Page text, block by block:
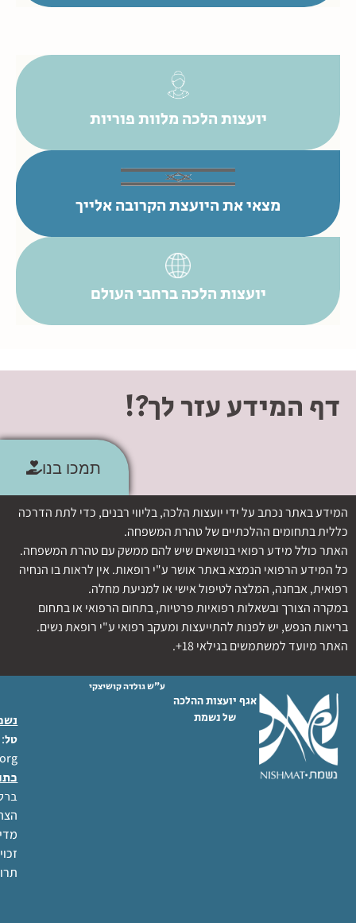
יועצות הלכה מלוות פוריות
מצאי את היועצת הקרובה אלייך
יועצות הלכה ברחבי העולם
דף המידע עזר לך?!
תמכו בנו
המידע באתר נכתב על ידי יועצות הלכה, בליווי רבנים, כדי לתת הדרכה
כללית בתחומים ההלכתיים של טהרת המשפחה.
האתר כולל מידע רפואי בנושאים שיש להם ממשק עם טהרת המשפחה.
כל המידע הרפואי הנמצא באתר אושר ע"י רופאות. אין לראות בו הנחיה
רפואית, אבחנה, המלצה לטיפול אישי או למניעת מחלה.
במקרה הצורך ובשאלות רפואיות פרטיות, בתחום הרפואי או בתחום
בריאות הנפש, יש לפנות להתייעצות ומעקב רפואי ע"י רופאת נשים.
האתר מיועד למשתמשים בגילאי 18+.
אגף יועצות ההלכה
של נשמת
ע"ש גולדה קושיצקי
טל: 02-6404333
ברל